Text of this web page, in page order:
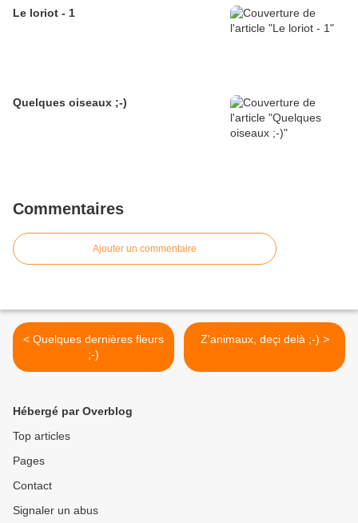
Le loriot - 1
Quelques oiseaux ;-)
Commentaires
Ajouter un commentaire
< Quelques dernières fleurs
;-)
Z'animaux, deçi delà ;-) >
Hébergé par Overblog
Top articles
Pages
Contact
Signaler un abus